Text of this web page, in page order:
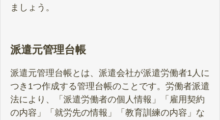
ましょう。
派遣元管理台帳
派遣元管理台帳とは、派遣会社が派遣労働者1人に
つき1つ作成する管理台帳のことです。労働者派遣
法により、「派遣労働者の個人情報」「雇用契約
の内容」「就労先の情報」「教育訓練の内容」な